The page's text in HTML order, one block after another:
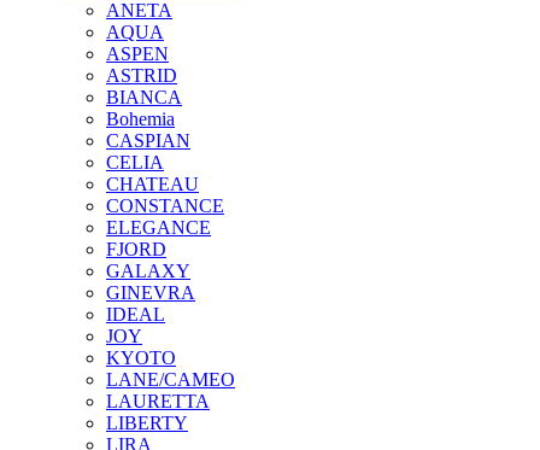
ANETA
AQUA
ASPEN
ASTRID
BIANCA
Bohemia
CASPIAN
CELIA
CHATEAU
CONSTANCE
ELEGANCE
FJORD
GALAXY
GINEVRA
IDEAL
JOY
KYOTO
LANE/CAMEO
LAURETTA
LIBERTY
LIRA